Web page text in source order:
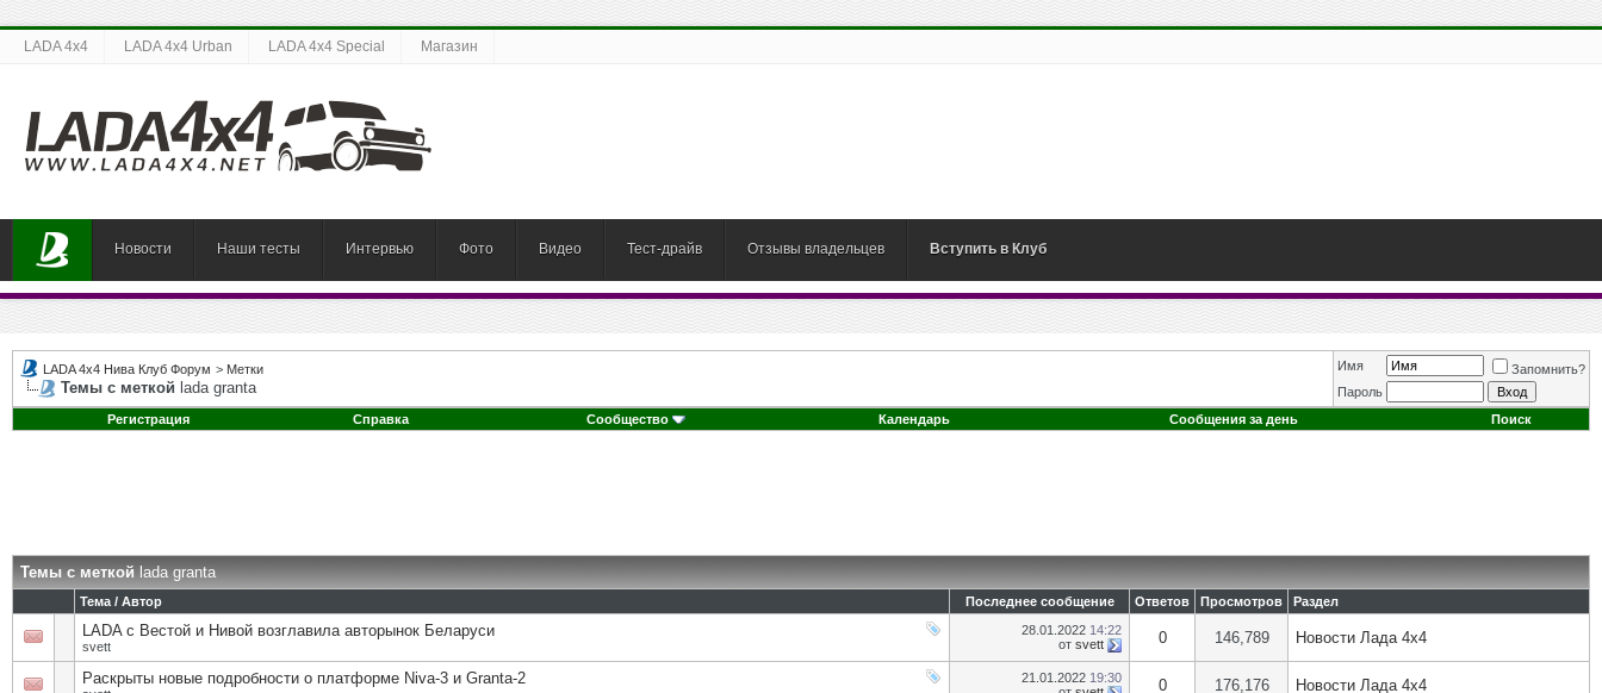
LADA 4x4 LADA 4x4 Urban LADA 4x4 Special Магазин
Новости Наши тесты Интервью Фото Видео Тест-драйв Отзывы владельцев Вступить в Клуб
LADA 4x4 Нива Клуб Форум > Метки
Темы с меткой lada granta
Имя
Запомнить?
Пароль
Регистрация
Справка Сообщество Календарь Сообщения за день Поиск
Темы с меткой lada granta
Тема / Автор Последнее сообщение Ответов Просмотров Раздел
LADA с Вестой и Нивой возглавила авторынок Беларуси
svett
28.01.2022 14:22
от svett 0 146,789 Новости Лада 4х4
Раскрыты новые подробности о платформе Niva-3 и Granta-2 21.01.2022 19:30
0 176,176 Новости Лада 4х4